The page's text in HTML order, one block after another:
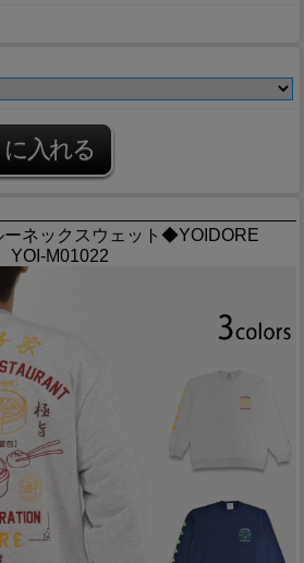
ーネックスウェット◆YOIDORE
YOI-M01022